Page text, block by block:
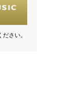
さい。